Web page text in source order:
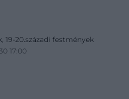
19-20.századi festmények
17:00